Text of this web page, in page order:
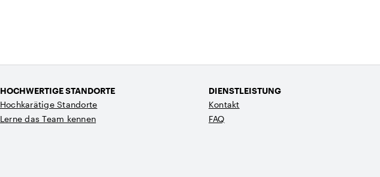
HOCHWERTIGE STANDORTE
Hochkarätige Standorte
Lerne das Team kennen
DIENSTLEISTUNG
Kontakt
FAQ